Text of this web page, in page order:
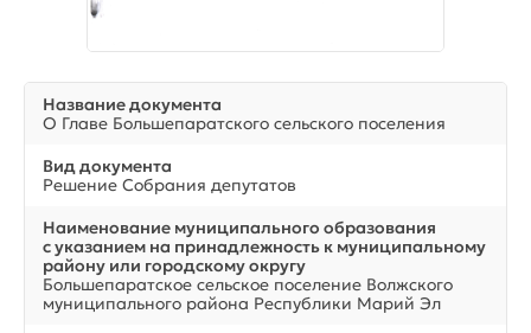
Название документа
О Главе Большепаратского сельского поселения
Вид документа
Решение Собрания депутатов
Наименование муниципального образования
с указанием на принадлежность к муниципальному
району или городскому округу
Большепаратское сельское поселение Волжского
муниципального района Республики Марий Эл